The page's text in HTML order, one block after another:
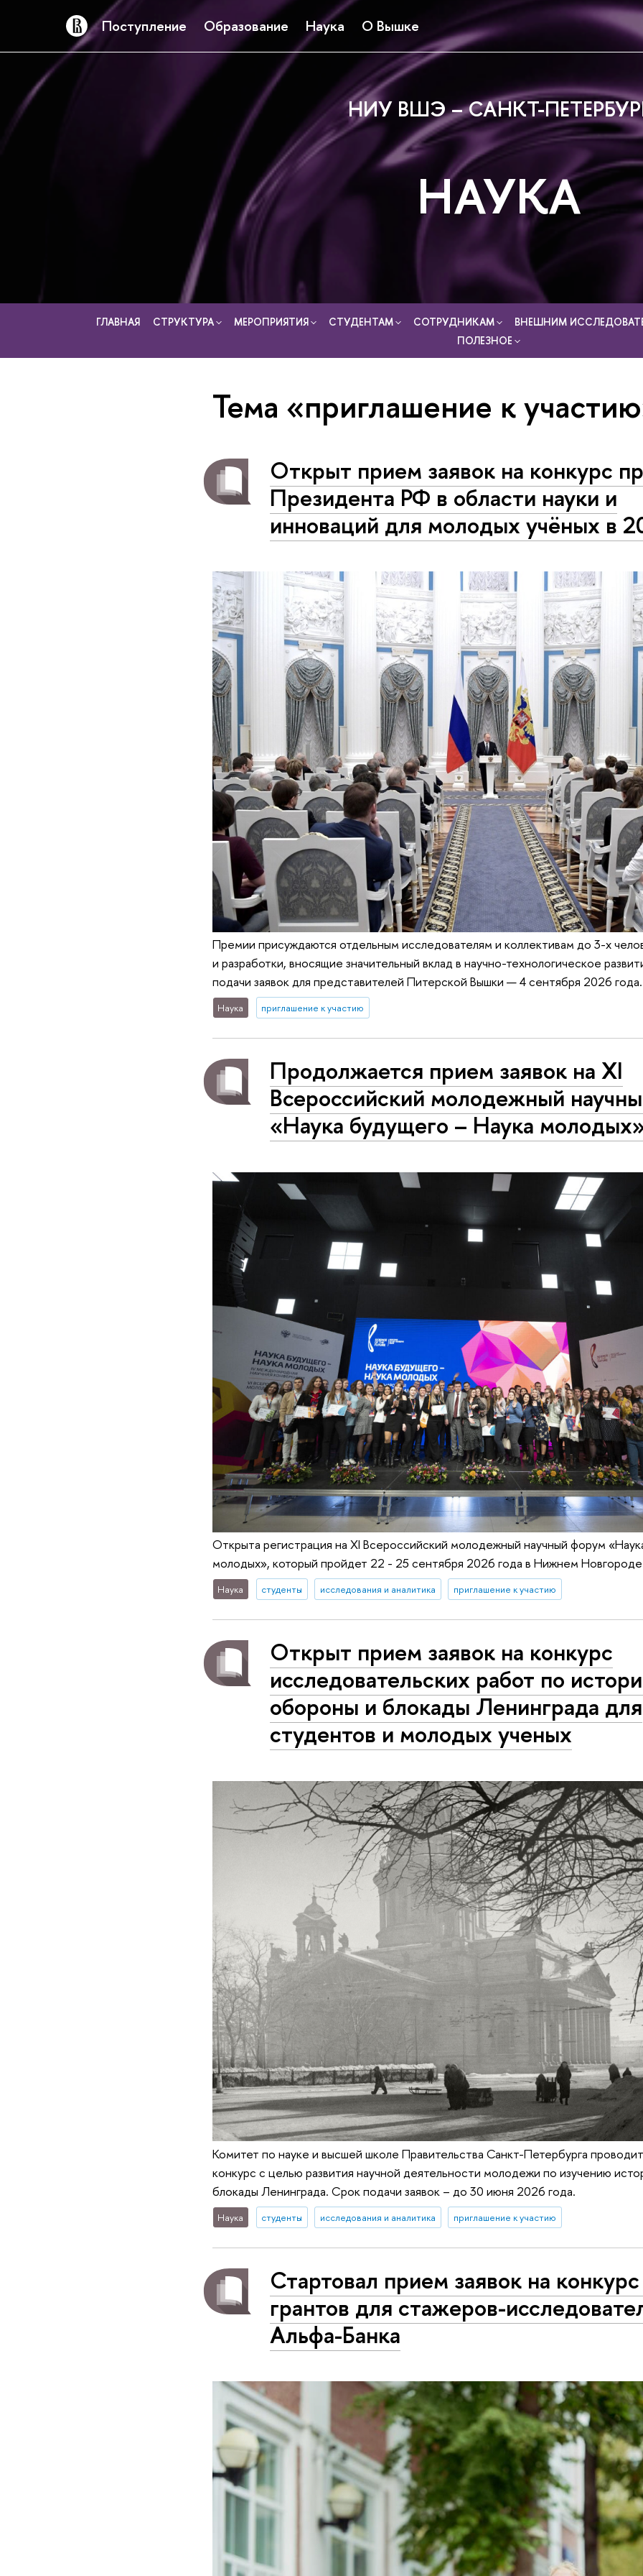
Поступление Образование Наука О Вышке
НИУ ВШЭ – САНКТ-
НАУКА
ГЛАВНАЯ СТРУКТУРА МЕРОПРИЯТИЯ СТУДЕНТАМ СОТРУДНИКАМ
ВНЕШНИМ
ПОЛЕЗНОЕ
Тема «приглашение к
Открыт прием заявок на конкурс
Президента РФ в области науки и
инноваций для молодых учёных в
Премии присуждаются отдельным исследователям и коллективам до 3-х
и разработки, вносящие значительный вклад в научно-технологическое
подачи заявок для представителей Питерской Вышки — 4 сентября 2026 года.
Наука приглашение к участию
Продолжается прием заявок на XI
Всероссийский молодежный
«Наука будущего – Наука
Открыта регистрация на XI Всероссийский молодежный научный форум
молодых», который пройдет 22 - 25 сентября 2026 года в Нижнем Новгороде
Наука студенты исследования и аналитика приглашение к участию
Открыт прием заявок на конкурс
исследовательских работ по
обороны и блокады Ленинграда для
студентов и молодых ученых
Комитет по науке и высшей школе Правительства Санкт-Петербурга
конкурс с целью развития научной деятельности молодежи по изучению
блокады Ленинграда. Срок подачи заявок – до 30 июня 2026 года.
Наука студенты исследования и аналитика приглашение к участию
Стартовал прием заявок на
грантов для стажеров-
Альфа-Банка